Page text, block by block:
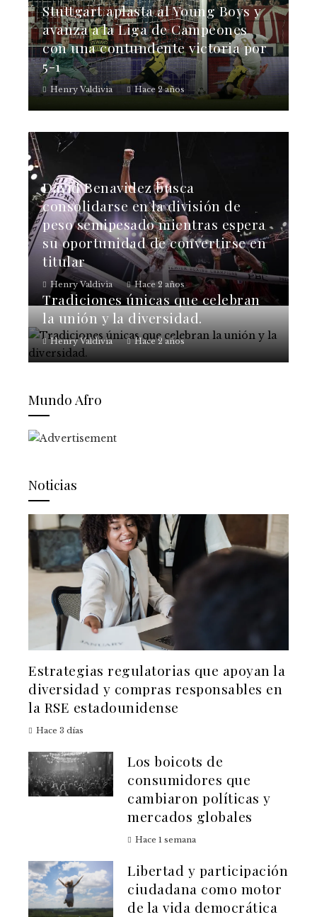
Stuttgart aplasta al Young Boys y
avanza a la Liga de Campeones
con una contundente victoria por
5-1
Henry Valdivia Hace 2 años
David Benavidez busca
consolidarse en la división de
peso semipesado mientras espera
su oportunidad de convertirse en
titular
Henry Valdivia Hace 2 años
Tradiciones únicas que celebran
la unión y la diversidad.
Henry Valdivia Hace 2 años
Mundo Afro
Noticias
Estrategias regulatorias que apoyan la
diversidad y compras responsables en
la RSE estadounidense
Hace 3 días
Los boicots de
consumidores que
cambiaron políticas y
mercados globales
Hace 1 semana
Libertad y participación
ciudadana como motor
de la vida democrática